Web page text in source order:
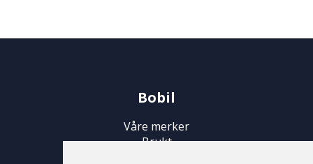
Bobil
Våre merker
Brukt